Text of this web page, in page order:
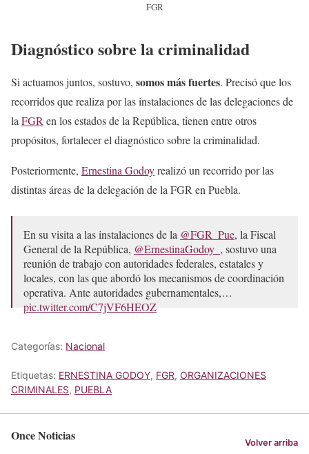
FGR
Diagnóstico sobre la criminalidad
Si actuamos juntos, sostuvo, somos más fuertes. Precisó que los
recorridos que realiza por las instalaciones de las delegaciones de
la FGR en los estados de la República, tienen entre otros
propósitos, fortalecer el diagnóstico sobre la criminalidad.
Posteriormente, Ernestina Godoyrealizó un recorrido por las
distintas áreas de la delegación de la FGR en Puebla.
En su visita a las instalaciones de la @FGR_Pue, la Fiscal
General de la República, @ErnestinaGodoy_ , sostuvo una
reunión de trabajo con autoridades federales, estatales y
locales, con las que abordó los mecanismos de coordinación
operativa. Ante autoridades gubernamentales,…
pic.twitter.com/C7jVF6HEOZ
Categorías: Nacional
Etiquetas: ERNESTINA GODOY, FGR, ORGANIZACIONES
CRIMINALES, PUEBLA
Once Noticias Volver arriba